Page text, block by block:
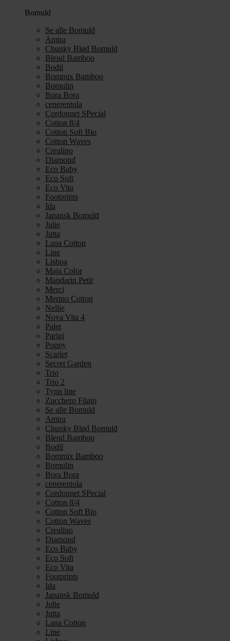
Bomuld
Se alle Bomuld
Amira
Chunky Blød Bomuld
Blend Bamboo
Bodil
Bommix Bamboo
Bomulin
Bora Bora
cenerentola
Cordonnet SPecial
Cotton 8/4
Cotton Soft Bio
Cotton Waves
Crealino
Diamond
Eco Baby
Eco Soft
Eco Vita
Footprints
Ida
Japansk Bomuld
Julie
Jutta
Lana Cotton
Line
Lisboa
Maja Color
Mandarin Petit
Merci
Merino Cotton
Nellie
Nova Vita 4
Palet
Parigi
Poppy
Scarlet
Secret Garden
Trio
Trio 2
Tynn line
Zucchero Filato
Se alle Bomuld
Amira
Chunky Blød Bomuld
Blend Bamboo
Bodil
Bommix Bamboo
Bomulin
Bora Bora
cenerentola
Cordonnet SPecial
Cotton 8/4
Cotton Soft Bio
Cotton Waves
Crealino
Diamond
Eco Baby
Eco Soft
Eco Vita
Footprints
Ida
Japansk Bomuld
Julie
Jutta
Lana Cotton
Line